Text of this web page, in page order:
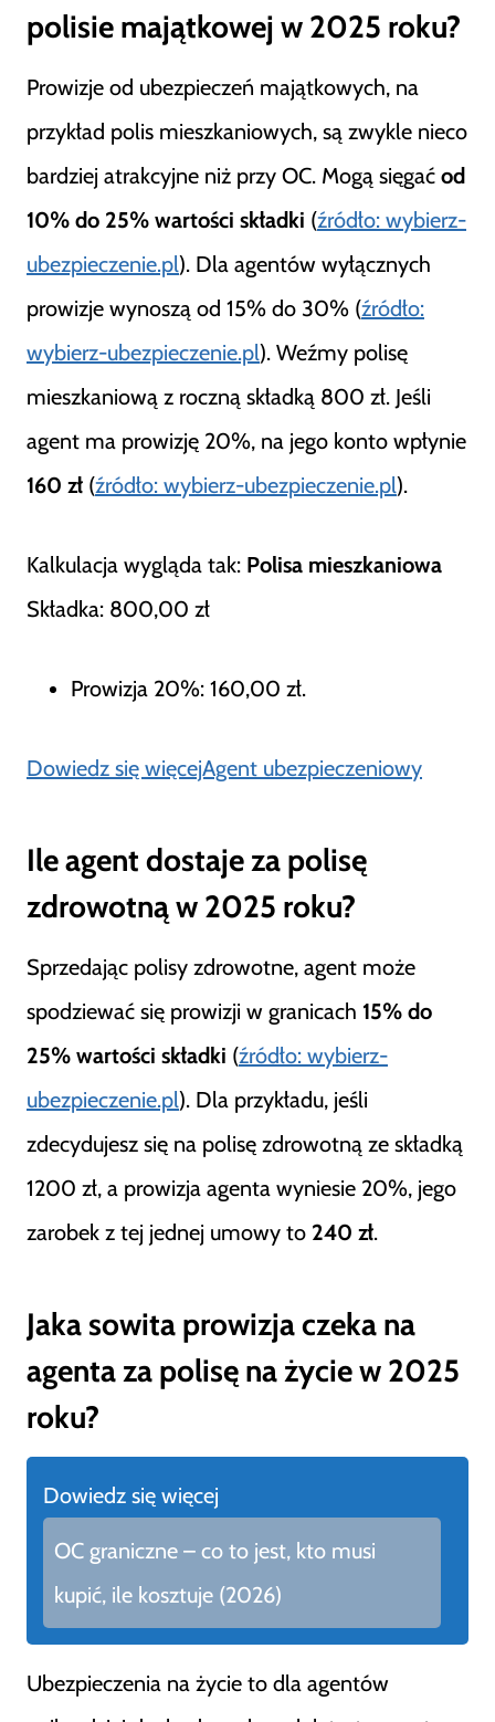
polisie majątkowej w 2025 roku?
Prowizje od ubezpieczeń majątkowych, na
przykład polis mieszkaniowych, są zwykle nieco
bardziej atrakcyjne niż przy OC. Mogą sięgać od
10% do 25% wartości składki (źródło: wybierz-
ubezpieczenie.pl). Dla agentów wyłącznych
prowizje wynoszą od 15% do 30% (źródło:
wybierz-ubezpieczenie.pl). Weźmy polisę
mieszkaniową z roczną składką 800 zł. Jeśli
agent ma prowizję 20%, na jego konto wpłynie
160 zł (źródło: wybierz-ubezpieczenie.pl).
Kalkulacja wygląda tak: Polisa mieszkaniowa
Składka: 800,00 zł
Prowizja 20%: 160,00 zł.
Dowiedz się więcejAgent ubezpieczeniowy
Ile agent dostaje za polisę
zdrowotną w 2025 roku?
Sprzedając polisy zdrowotne, agent może
spodziewać się prowizji w granicach 15% do
25% wartości składki (źródło: wybierz-
ubezpieczenie.pl). Dla przykładu, jeśli
zdecydujesz się na polisę zdrowotną ze składką
1200 zł, a prowizja agenta wyniesie 20%, jego
zarobek z tej jednej umowy to 240 zł.
Jaka sowita prowizja czeka na
agenta za polisę na życie w 2025
roku?
Dowiedz się więcej
OC graniczne – co to jest, kto musi
kupić, ile kosztuje (2026)
Ubezpieczenia na życie to dla agentów